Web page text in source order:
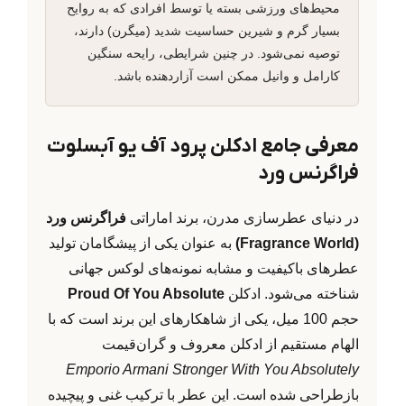
محیط‌های ورزشی بسته یا توسط افرادی که به روایح
بسیار گرم و شیرین حساسیت شدید (میگرن) دارند،
توصیه نمی‌شود. در چنین شرایطی، رایحه سنگین
کارامل و وانیل ممکن است آزاردهنده باشد.
معرفی جامع ادکلن پرود آف یو آبسلوت
فراگرنس ورد
در دنیای عطرسازی مدرن، برند اماراتی فراگرنس ورد
(Fragrance World)
به عنوان یکی از پیشگامان تولید
عطرهای باکیفیت و مشابه نمونه‌های لوکس جهانی
شناخته می‌شود. ادکلن Proud Of You Absolute
حجم 100 میل، یکی از شاهکارهای این برند است که با
الهام مستقیم از ادکلن معروف و گران‌قیمت
Emporio Armani Stronger With You Absolutely
بازطراحی شده است. این عطر با ترکیب غنی و پیچیده